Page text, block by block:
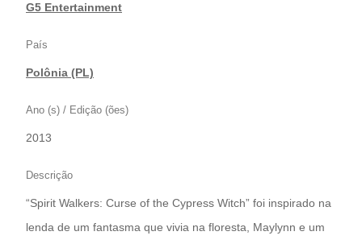
|G5 Entertainment
País
Polônia (PL)
Ano (s) / Edição (ões)
2013
Descrição
“Spirit Walkers: Curse of the Cypress Witch” foi inspirado na
lenda de um fantasma que vivia na floresta, Maylynn e um